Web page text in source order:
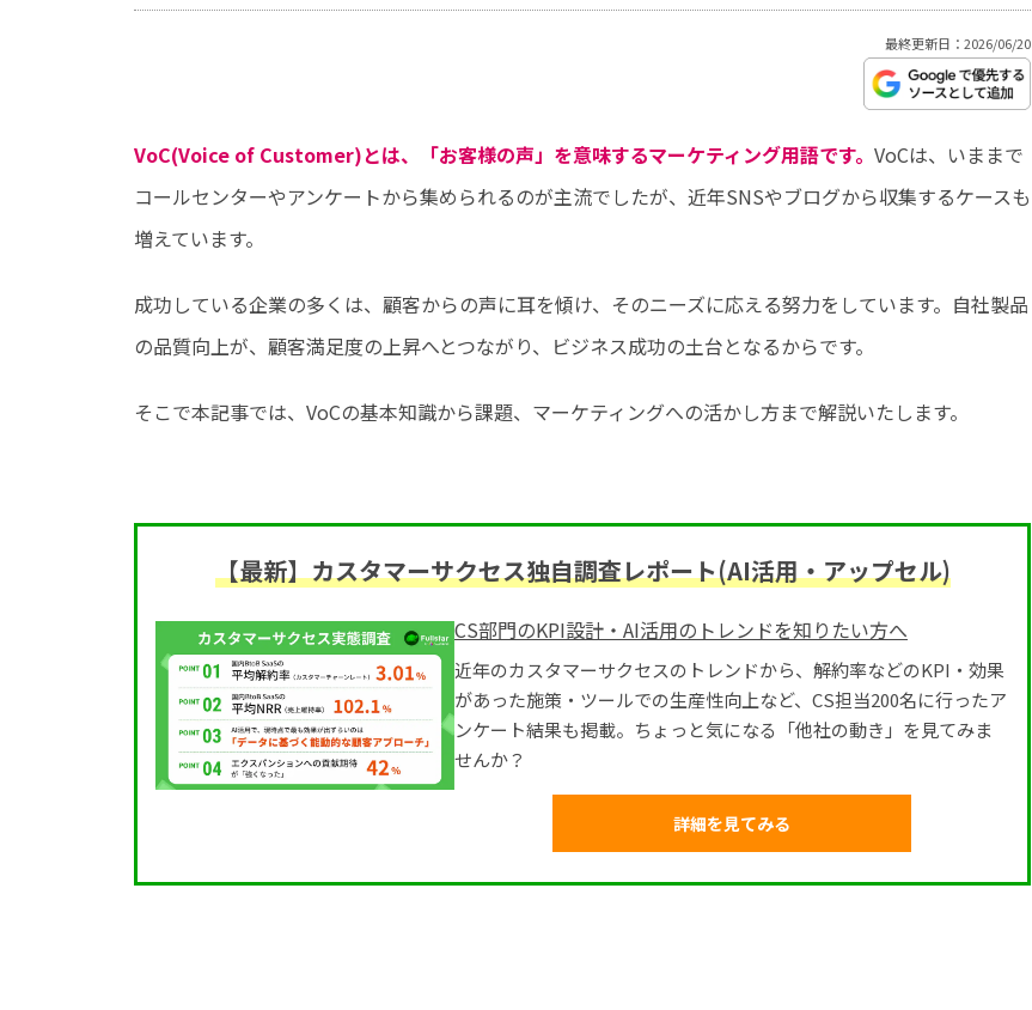
最終更新日：2026/06/20
VoC(Voice of Customer)とは、「お客様の声」を意味するマーケティング用語です。 VoCは、いままで
コールセンターやアンケートから集められるのが主流でしたが、近年SNSやブログから収集するケースも
増えています。
成功している企業の多くは、顧客からの声に耳を傾け、そのニーズに応える努力をしています。自社製品
の品質向上が、顧客満足度の上昇へとつながり、ビジネス成功の土台となるからです。
そこで本記事では、VoCの基本知識から課題、マーケティングへの活かし方まで解説いたします。
【最新】カスタマーサクセス独自調査レポート(AI活用・アップセル)
CS部門のKPI設計・AI活用のトレンドを知りたい方へ
近年のカスタマーサクセスのトレンドから、解約率などのKPI・効果
があった施策・ツールでの生産性向上など、CS担当200名に行ったア
ンケート結果も掲載。ちょっと気になる「他社の動き」を見てみま
せんか？
詳細を見てみる